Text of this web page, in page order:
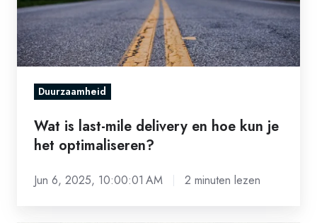
last-
mile
delivery
en
hoe
kun
Duurzaamheid
Wat is last-mile delivery en hoe kun je
het optimaliseren?
Jun 6, 2025, 10:00:01 AM 2 minuten lezen